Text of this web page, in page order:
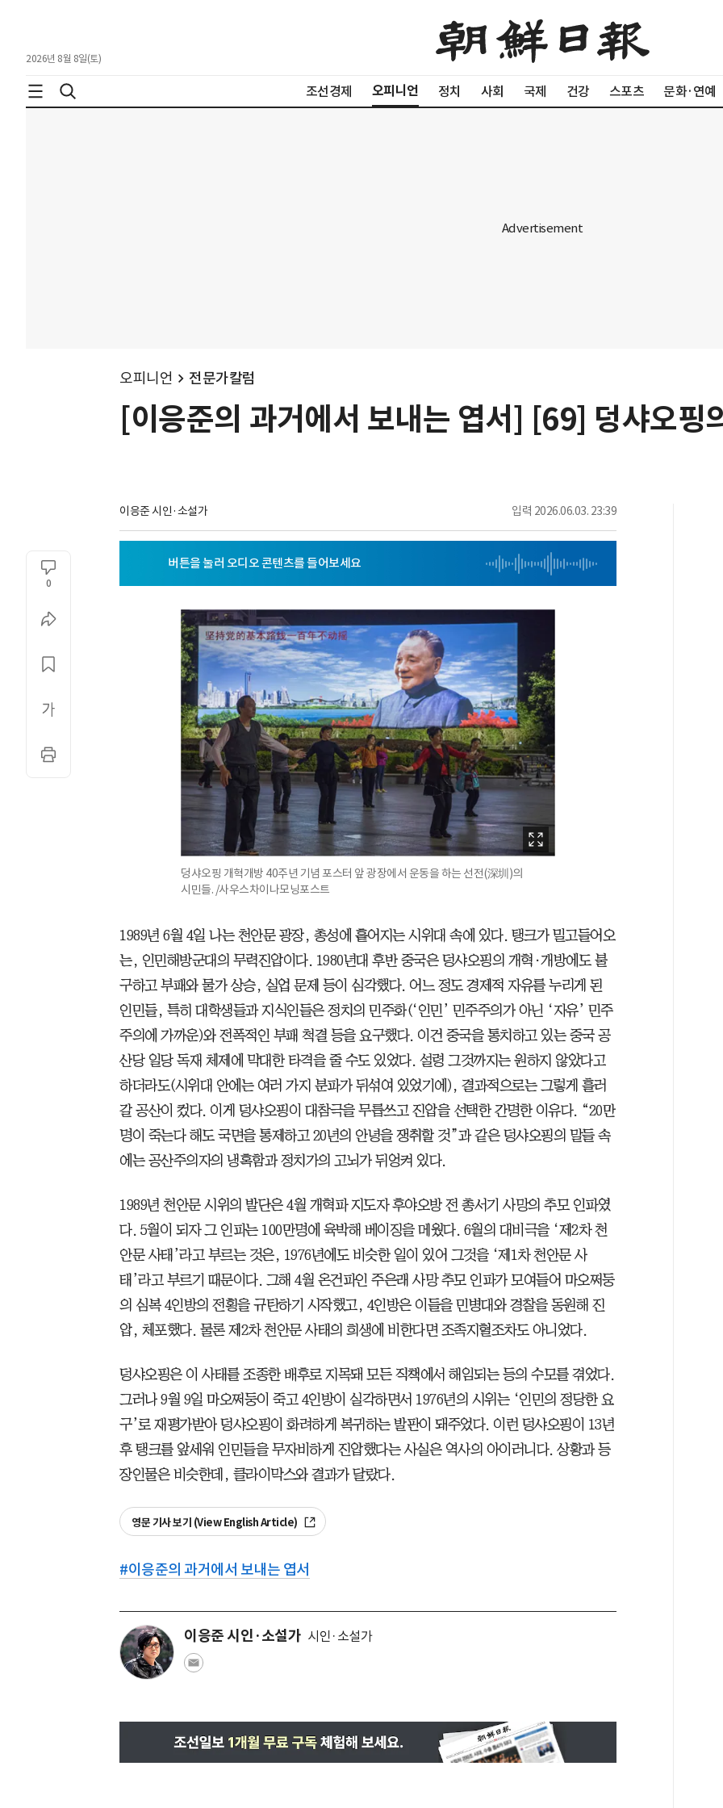
2026년 8월 8일(토)
조선경제 오피니언 정치 사회 국제 건강 스포츠 문화·연예
오피니언 전문가칼럼
[이응준의 과거에서 보내는 엽서] [69] 덩샤오핑
이응준 시인·소설가 입력 2026.06.03. 23:39
0
덩샤오핑 개혁개방 40주년 기념 포스터 앞 광장에서 운동을 하는 선전(深圳)의
시민들. /사우스차이나모닝포스트
1989년 6월 4일 나는 천안문 광장, 총성에 흩어지는 시위대 속에 있다. 탱크가 밀고들어오
는, 인민해방군대의 무력진압이다. 1980년대 후반 중국은 덩샤오핑의 개혁·개방에도 불
구하고 부패와 물가 상승, 실업 문제 등이 심각했다. 어느 정도 경제적 자유를 누리게 된
인민들, 특히 대학생들과 지식인들은 정치의 민주화(‘인민’ 민주주의가 아닌 ‘자유’ 민주
주의에 가까운)와 전폭적인 부패 척결 등을 요구했다. 이건 중국을 통치하고 있는 중국 공
산당 일당 독재 체제에 막대한 타격을 줄 수도 있었다. 설령 그것까지는 원하지 않았다고
하더라도(시위대 안에는 여러 가지 분파가 뒤섞여 있었기에), 결과적으로는 그렇게 흘러
갈 공산이 컸다. 이게 덩샤오핑이 대참극을 무릅쓰고 진압을 선택한 간명한 이유다. “20만
명이 죽는다 해도 국면을 통제하고 20년의 안녕을 쟁취할 것”과 같은 덩샤오핑의 말들 속
에는 공산주의자의 냉혹함과 정치가의 고뇌가 뒤엉켜 있다.
1989년 천안문 시위의 발단은 4월 개혁파 지도자 후야오방 전 총서기 사망의 추모 인파였
다. 5월이 되자 그 인파는 100만명에 육박해 베이징을 메웠다. 6월의 대비극을 ‘제2차 천
안문 사태’라고 부르는 것은, 1976년에도 비슷한 일이 있어 그것을 ‘제1차 천안문 사
태’라고 부르기 때문이다. 그해 4월 온건파인 주은래 사망 추모 인파가 모여들어 마오쩌둥
의 심복 4인방의 전횡을 규탄하기 시작했고, 4인방은 이들을 민병대와 경찰을 동원해 진
압, 체포했다. 물론 제2차 천안문 사태의 희생에 비한다면 조족지혈조차도 아니었다.
덩샤오핑은 이 사태를 조종한 배후로 지목돼 모든 직책에서 해임되는 등의 수모를 겪었다.
그러나 9월 9일 마오쩌둥이 죽고 4인방이 실각하면서 1976년의 시위는 ‘인민의 정당한 요
구’로 재평가받아 덩샤오핑이 화려하게 복귀하는 발판이 돼주었다. 이런 덩샤오핑이 13년
후 탱크를 앞세워 인민들을 무자비하게 진압했다는 사실은 역사의 아이러니다. 상황과 등
장인물은 비슷한데, 클라이막스와 결과가 달랐다.
영문 기사 보기 (View English Article)
#이응준의 과거에서 보내는 엽서
이응준 시인·소설가 시인·소설가